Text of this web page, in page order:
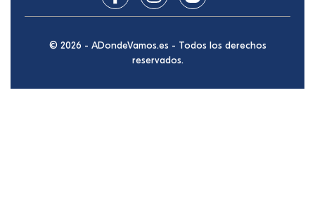
© 2026 - ADondeVamos.es - Todos los derechos
reservados.